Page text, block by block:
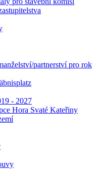
partnerství pro rok
- 2027
Hora Svaté Kateřiny